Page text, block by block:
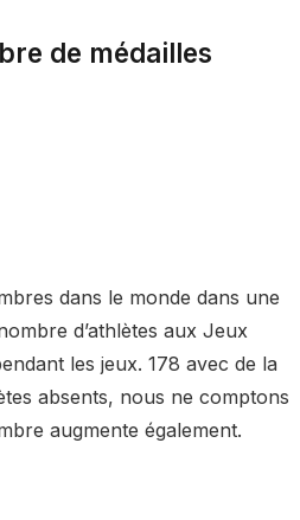
de médailles
dans le monde dans une
d’athlètes aux Jeux
les jeux. 178 avec de la
absents, nous ne comptons
augmente également.